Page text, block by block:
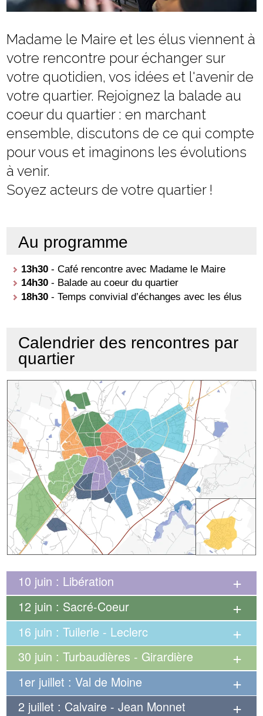
Madame le Maire et les élus viennent à
votre rencontre pour échanger sur
votre quotidien, vos idées et l'avenir de
votre quartier. Rejoignez la balade au
coeur du quartier : en marchant
ensemble, discutons de ce qui compte
pour vous et imaginons les évolutions
à venir.
Soyez acteurs de votre quartier !
Au programme
13h30 - Café rencontre avec Madame le Maire
14h30- Balade au coeur du quartier
18h30 - Temps convivial d’échanges avec les élus
Calendrier des rencontres par
quartier
10 juin : Libération
12 juin : Sacré-Coeur
16 juin : Tuilerie - Leclerc
30 juin : Turbaudières - Girardière
1er juillet : Val de Moine
2 juillet : Calvaire - Jean Monnet